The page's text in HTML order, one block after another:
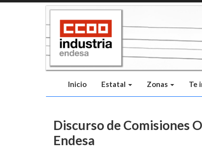
Inicio Estatal Zonas Te
Discurso de Comisiones
Endesa